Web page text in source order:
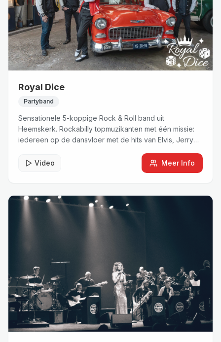
Royal Dice
Partyband
Sensationele 5-koppige Rock & Roll band uit
Heemskerk. Rockabilly topmuzikanten met één missie:
iedereen op de dansvloer met de hits van Elvis, Jerry
Video
Meer Info